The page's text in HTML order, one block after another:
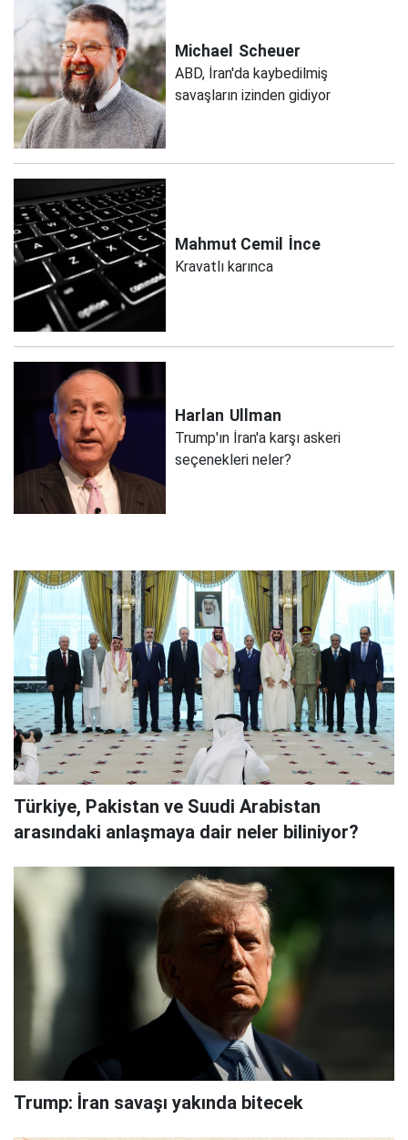
Michael Scheuer
ABD, İran'da kaybedilmiş
savaşların izinden gidiyor
Mahmut Cemil İnce
Kravatlı karınca
Harlan Ullman
Trump'ın İran'a karşı askeri
seçenekleri neler?
Türkiye, Pakistan ve Suudi Arabistan
arasındaki anlaşmaya dair neler biliniyor?
Trump: İran savaşı yakında bitecek